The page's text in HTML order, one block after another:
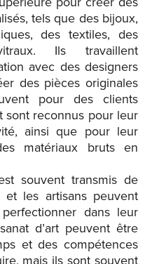
tels que des bijoux,
des textiles, des
Ils travaillent
avec des designers
des pièces originales
pour des clients
sont reconnus pour leur
ainsi que pour leur
matériaux bruts en
souvent transmis de
et les artisans peuvent
dans leur
d’art peuvent être
et des compétences
mais ils sont souvent